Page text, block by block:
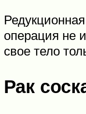
операция не
свое тело
Рак